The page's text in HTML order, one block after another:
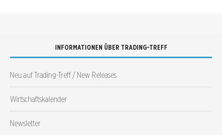
INFORMATIONEN ÜBER TRADING-TREFF
Neu auf Trading-Treff / New Releases
Wirtschaftskalender
Newsletter